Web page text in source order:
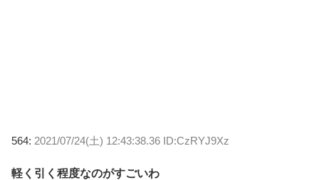
564: 2021/07/24(土) 12:43:38.36 ID:CzRYJ9Xz
軽く引く程度なのがすごいわ